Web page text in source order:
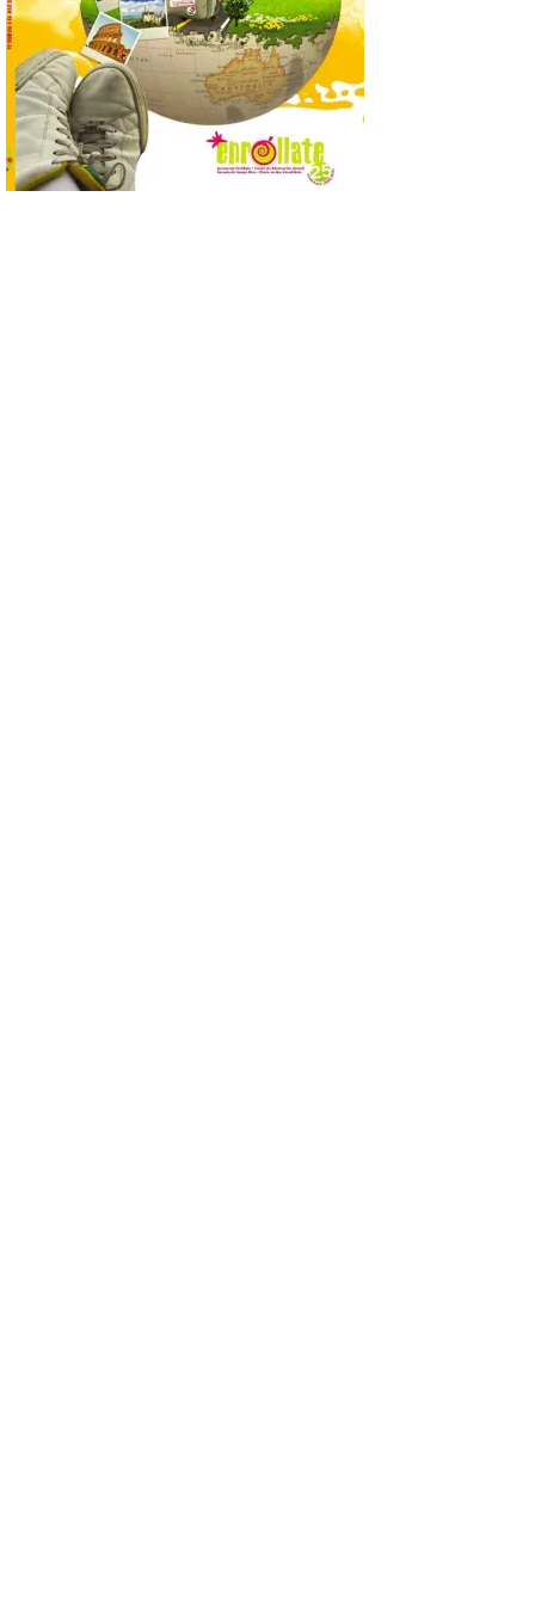
Se celebrará el próximo
domingo 16 de agosto, a
partir de las 23:00 horas,
en la Plaza Mayor de la
ciudad. El Salón de Plenos
del Ayuntamiento de La Bañeza ha
acogido esta mañana la presentación
oficial del Festival One […]